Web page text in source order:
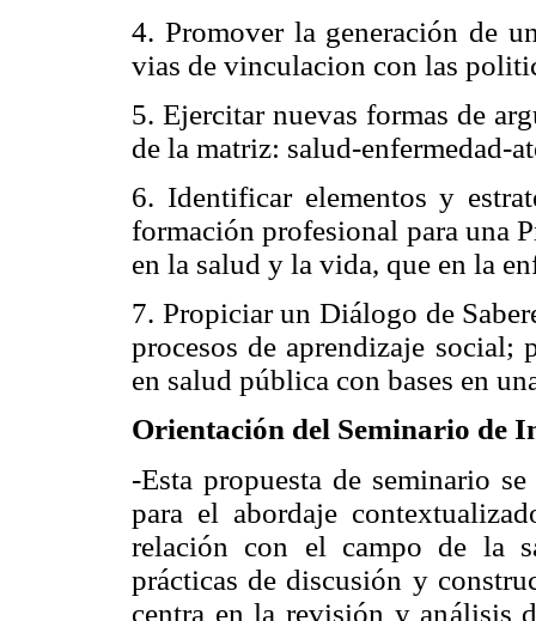
4. Promover la generación de
vias de vinculacion con las
5. Ejercitar nuevas formas de
de la matriz: salud-enfermedad-
6. Identificar elementos y
formación profesional para una
en la salud y la vida, que en la
7. Propiciar un Diálogo de
procesos de aprendizaje social;
en salud pública con bases en
Orientación del Seminario de
-Esta propuesta de seminario
para el abordaje
relación con el campo de la
prácticas de discusión y
centra en la revisión y análisis